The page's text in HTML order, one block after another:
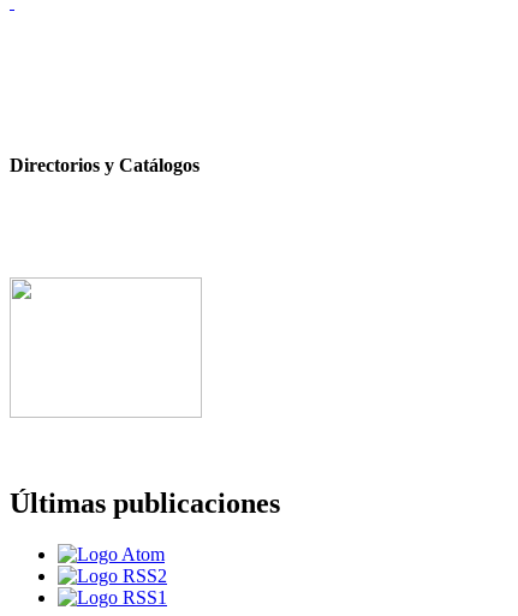
Directorios y Catálogos
Últimas publicaciones